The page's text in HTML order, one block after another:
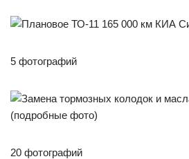
5 фотографий
20 фотографий